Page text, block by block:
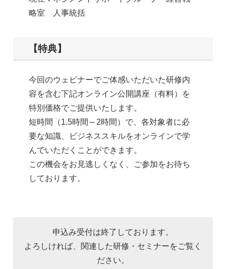
略室 人事統括
【特典】
今回のウェビナーでご体感いただいた研修内
容を含む下記オンライン公開講座（有料）を
特別価格でご提供いたします。
短時間（1.5時間～2時間）で、各対象者に必
要な知識、ビジネススキルをオンラインで学
んでいただくことができます。
この機会をお見逃しくなく、ご参加をお待ち
しております。
申込み受付は終了しております。
よろしければ、関連した研修・セミナーをご覧く
ださい。